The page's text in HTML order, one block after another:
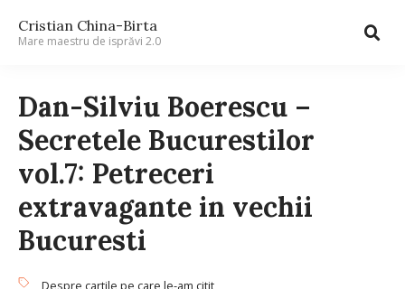
Cristian China-Birta
Mare maestru de isprăvi 2.0
Dan-Silviu Boerescu –
Secretele Bucurestilor
vol.7: Petreceri
extravagante in vechii
Bucuresti
Despre cartile pe care le-am citit